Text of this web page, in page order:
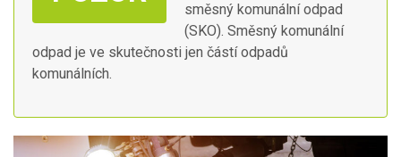
směsný komunální odpad
(SKO). Směsný komunální
odpad je ve skutečnosti jen částí odpadů
komunálních.